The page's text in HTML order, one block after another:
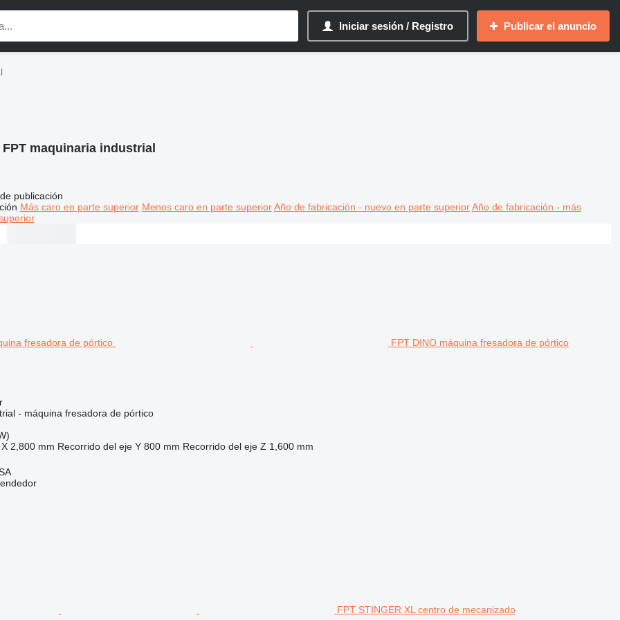
Iniciar sesión / Registro Publicar el anuncio
FPT maquinaria industrial
publicación
Más caro en parte superior Menos caro en parte superior Año de fabricación - nuevo en parte superior Año de fabricación - más
FPT DINO máquina fresadora de pórtico
- máquina fresadora de pórtico
2,800 mm Recorrido del eje Y 800 mm Recorrido del eje Z 1,600 mm
FPT STINGER XL centro de mecanizado